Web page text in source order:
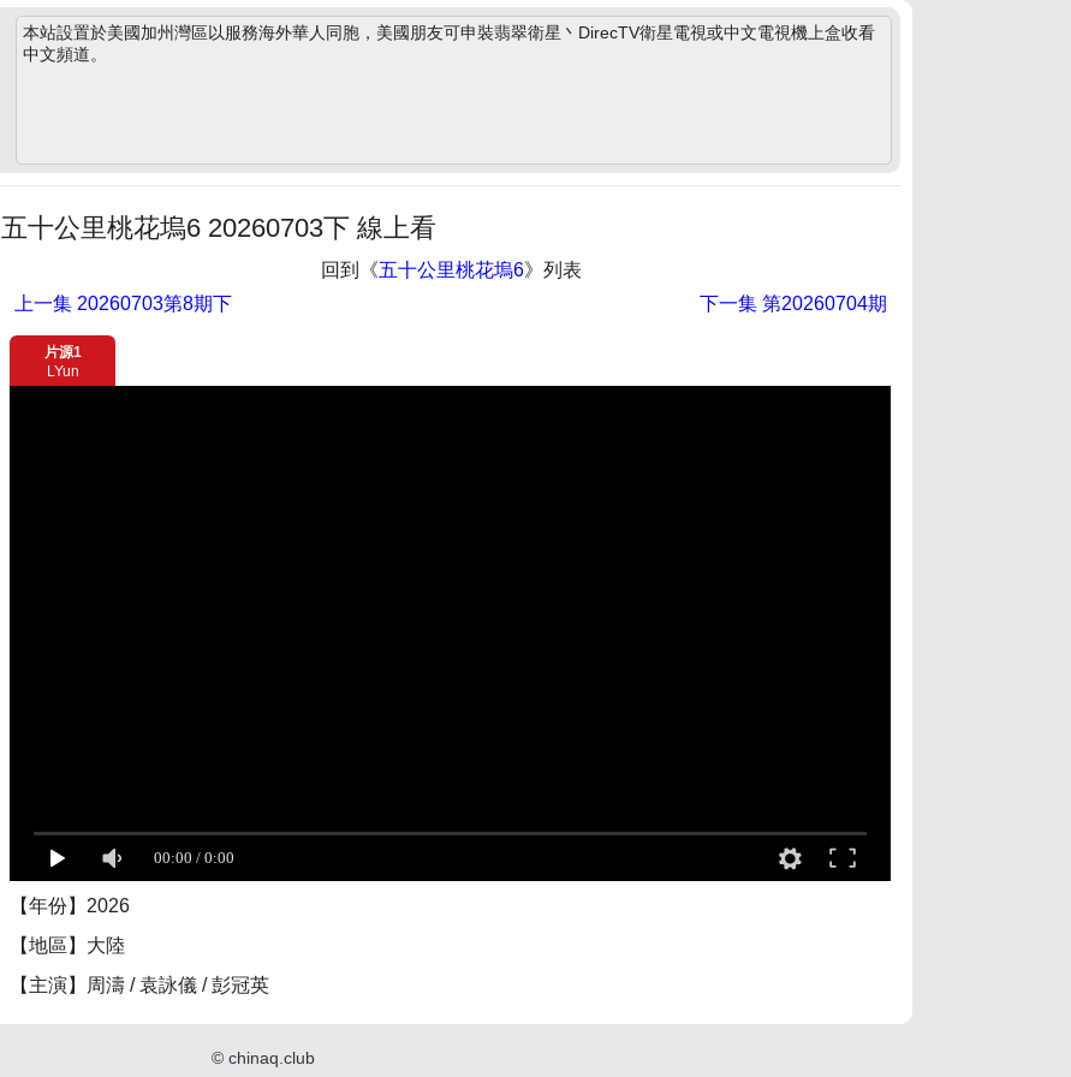
本站設置於美國加州灣區以服務海外華人同胞，美國朋友可申裝翡翠衛星丶DirecTV衛星電視或中文電視機上盒收看
中文頻道。
五十公里桃花塢6 20260703下 線上看
回到《五十公里桃花塢6》列表
上一集 20260703第8期下 下一集第20260704期
片源1
LYun
【年份】2026
【地區】大陸
【主演】周濤 / 袁詠儀 / 彭冠英
© chinaq.club